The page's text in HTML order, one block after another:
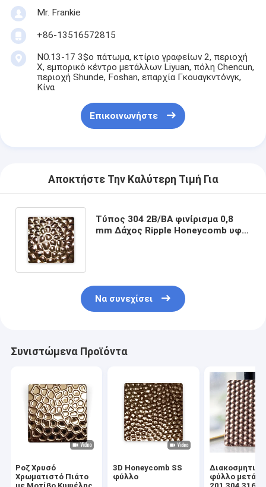
Mr. Frankie
+86-13516572815
NO.13-17 3$ο πάτωμα, κτίριο γραφείων 2, περιοχή
Χ, εμπορικό κέντρο μετάλλων Liyuan, πόλη Chencun,
περιοχή Shunde, Foshan, επαρχία Γκουαγκντόνγκ,
Κίνα
Επικοινωνήστε
Αποκτήστε Την Καλύτερη Τιμή Για
Τύπος 304 2B/BA φινίρισμα 0,8
mm Δάχος Ripple Honeycomb υφή
Να συνεχίσει
Συνιστώμενα Προϊόντα
Ροζ Χρυσό
Χρωματιστό Πιάτο
3D Honeycomb SS
φύλλο
Διακοσμητικό
φύλλο